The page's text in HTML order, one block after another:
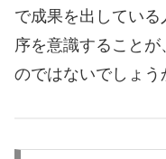
で成果を出してい
序を意識すること
のではないでしょう